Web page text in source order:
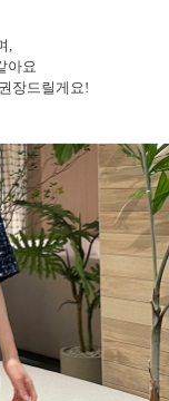
,
아요
장드릴게요!